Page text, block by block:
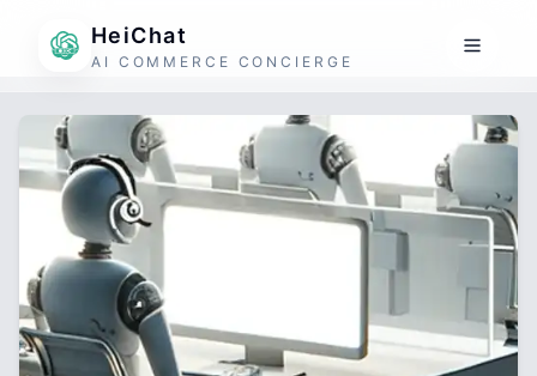
HeiChat
AI COMMERCE CONCIERGE